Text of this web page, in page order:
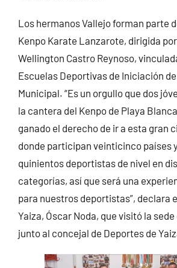
Los hermanos Vallejo forman parte
Kenpo Karate Lanzarote, dirigida
Wellington Castro Reynoso,
Escuelas Deportivas de Iniciación
Municipal. “Es un orgullo que dos
la cantera del Kenpo de Playa
ganado el derecho de ir a esta gran
donde participan veinticinco países
quinientos deportistas de nivel en
categorías, así que será una
para nuestros deportistas”, declara
Yaiza, Óscar Noda, que visitó la
junto al concejal de Deportes de